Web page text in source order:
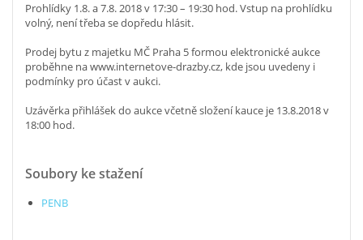
Prohlídky 1.8. a 7.8. 2018 v 17:30 – 19:30 hod. Vstup na prohlídku
volný, není třeba se dopředu hlásit.
Prodej bytu z majetku MČ Praha 5 formou elektronické aukce
proběhne na www.internetove-drazby.cz, kde jsou uvedeny i
podmínky pro účast v aukci.
Uzávěrka přihlášek do aukce včetně složení kauce je 13.8.2018 v
18:00 hod.
Soubory ke stažení
PENB